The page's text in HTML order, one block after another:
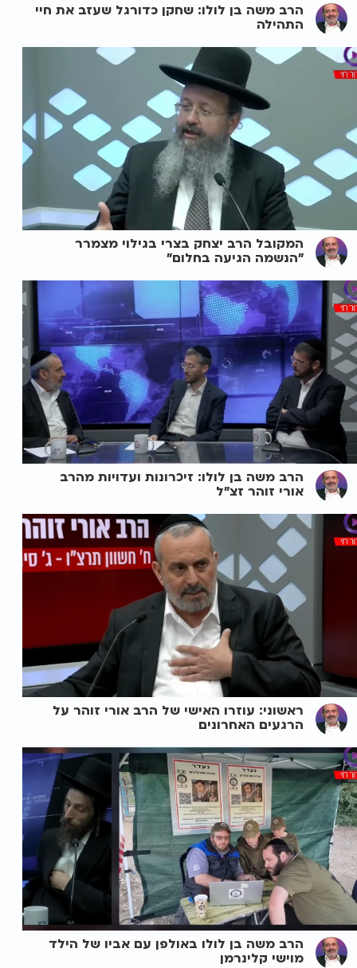
הרב משה בן לולו: שחקן כדורגל שעזב את חיי
התהילה
המקובל הרב יצחק בצרי בגילוי מצמרר
"הנשמה הגיעה בחלום"
הרב משה בן לולו: זיכרונות ועדויות מהרב
אורי זוהר זצ"ל
ראשוני: עוזרו האישי של הרב אורי זוהר על
הרגעים האחרונים
הרב משה בן לולו באולפן עם אביו של הילד
מוישי קלינרמן